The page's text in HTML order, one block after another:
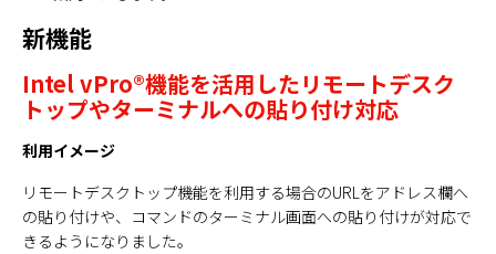
新機能
Intel vPro®機能を活用したリモートデスク
トップやターミナルへの貼り付け対応
利用イメージ
リモートデスクトップ機能を利用する場合のURLをアドレス欄へ
の貼り付けや、コマンドのターミナル画面への貼り付けが対応で
きるようになりました。